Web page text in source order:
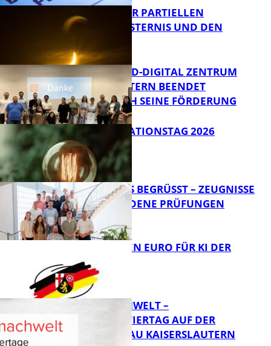
Bildung
VORTRAG ZUR PARTIELLEN
SONNENFINSTERNIS UND DEN
PERSEIDEN
FB News
MITTELSTAND-DIGITAL ZENTRUM
KAISERSLAUTERN BEENDET
ERFOLGREICH SEINE FÖRDERUNG
Bildung
SIAK-INNOVATIONSTAG 2026
NEUE AZUBIS BEGRÜSST – ZEUGNISSE F
ÜR BESTANDENE PRÜFUNGEN
Bildung
20 MILLIONEN EURO FÜR KI DER
ZUKUNFT
MI(N)TMACHWELT –
EXPERIMENTIERTAG AUF DER
GARTENSCHAU KAISERSLAUTERN